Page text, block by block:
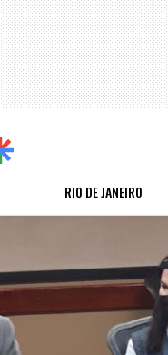
RIO DE JANEIRO